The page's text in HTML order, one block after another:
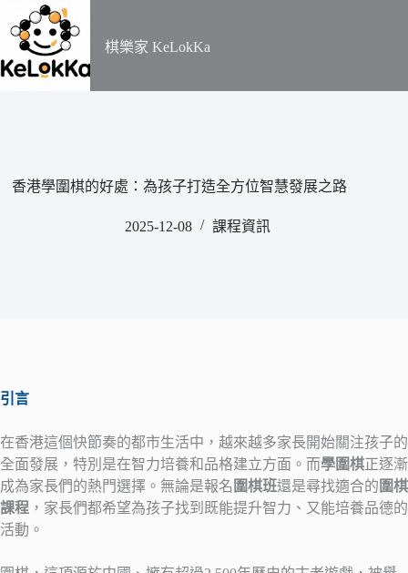
​棋樂家 KeLokKa
香港學圍棋的好處：為孩子打造全方位智慧發展之路
2025-12-08 課程資訊
引言
在香港這個快節奏的都市生活中，越來越多家長開始關注孩子的
全面發展，特別是在智力培養和品格建立方面。而學圍棋正逐漸
成為家長們的熱門選擇。無論是報名 圍棋班還是尋找適合的 圍棋
課程 ，家長們都希望為孩子找到既能提升智力、又能培養品德的
活動。